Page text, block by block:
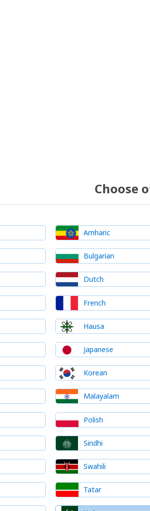
Choose
Amharic
Bulgarian
Dutch
French
Hausa
Japanese
Korean
Malayalam
Polish
Sindhi
Swahili
Tatar